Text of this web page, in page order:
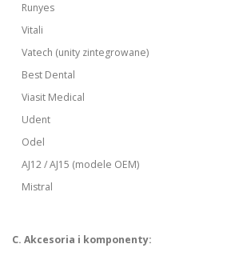
Runyes
Vitali
Vatech (unity zintegrowane)
Best Dental
Viasit Medical
Udent
Odel
AJ12 / AJ15 (modele OEM)
Mistral
C. Akcesoria i komponenty: